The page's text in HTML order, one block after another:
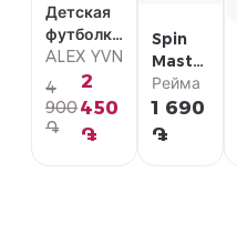
Детская
футболка
с
коротким
рукавом
ALEX YVN
4
900
֏
2
450
֏
Spin
Master
Пазл
Paw
Patrol
Рейма
1 690
֏